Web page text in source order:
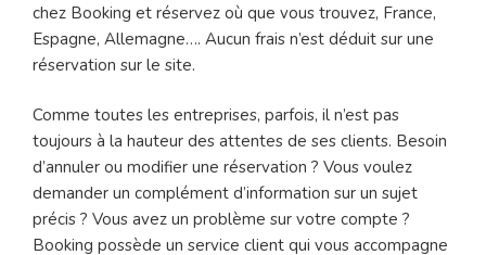
chez Booking et réservez où que vous trouvez, France,
Espagne, Allemagne…. Aucun frais n’est déduit sur une
réservation sur le site.
Comme toutes les entreprises, parfois, il n’est pas
toujours à la hauteur des attentes de ses clients. Besoin
d’annuler ou modifier une réservation ? Vous voulez
demander un complément d’information sur un sujet
précis ? Vous avez un problème sur votre compte ?
Booking possède un service client qui vous accompagne